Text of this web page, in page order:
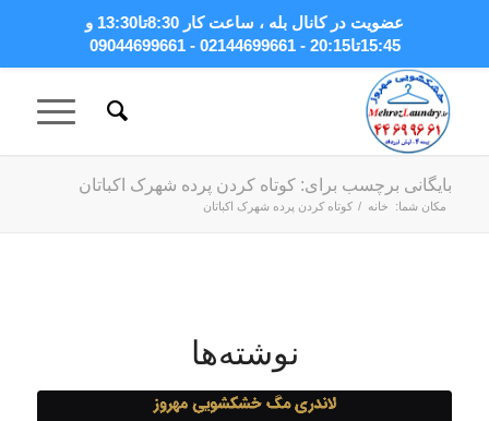
بایگانی برچسب برای: کوتاه کردن پرده شهرک اکباتان
مکان شما: خانه / کوتاه کردن پرده شهرک اکباتان
نوشته‌ها
عضویت در کانال بله
، ساعت کار 8:30تا13:30 و
15:45تا20:15 - 02144699661 - 09044699661